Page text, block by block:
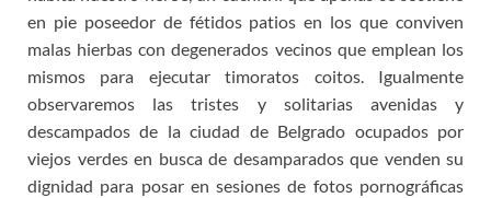
en pie poseedor de fétidos patios en los que conviven
malas hierbas con degenerados vecinos que emplean los
mismos para ejecutar timoratos coitos. Igualmente
observaremos las tristes y solitarias avenidas y
descampados de la ciudad de Belgrado ocupados por
viejos verdes en busca de desamparados que venden su
dignidad para posar en sesiones de fotos pornográficas